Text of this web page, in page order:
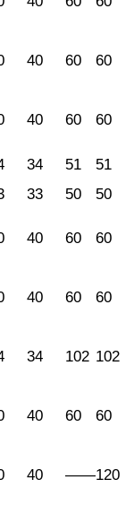
40 60 60
40 60 60
34 51
51
33 50 50
40 60 60
40 60 60
34 102 102
40 60 60
40 ——120